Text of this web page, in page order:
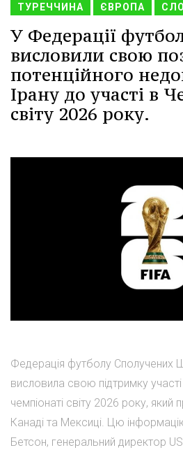
ТУРЕЧЧИНА ЄВРОПА
У Федерації
висловили свою
потенційного
Ірану до участі в
світу 2026 року.
Федерація футболу Сполучених
висловила свою підтримку участі
чемпіонаті світу 2026 року, який
Канаді та Мексиці. Цю
Бетсон, генеральний директор